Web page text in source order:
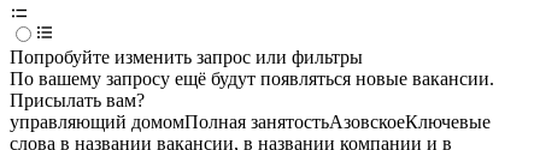
Попробуйте изменить запрос или фильтры
По вашему запросу ещё будут появляться новые вакансии.
Присылать вам?
управляющий домомПолная занятостьАзовскоеКлючевые
слова в названии вакансии, в названии компании и в